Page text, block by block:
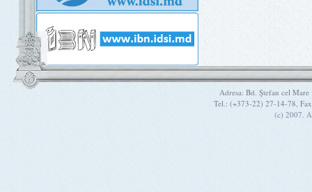
Adresa: Bd. Ştefan cel
Tel.: (+373-22) 27-14-78,
(c) 2007.